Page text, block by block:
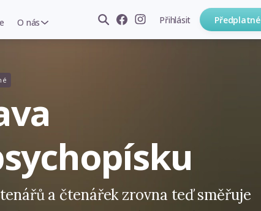
O nás Přihlásit Předplatné
a čtenářek zrovna teď směřuje